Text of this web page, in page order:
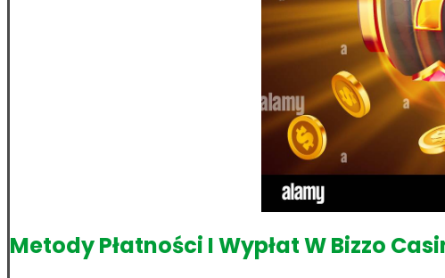
Metody Płatności I Wypłat W Bizzo